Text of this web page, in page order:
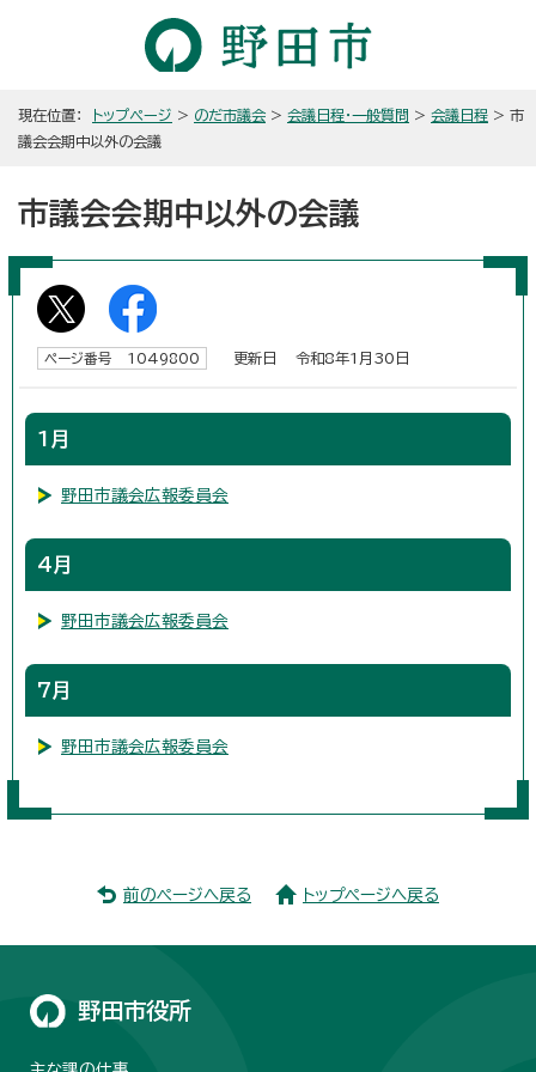
現在位置： トップページ > のだ市議会 > 会議日程・一般質問 > 会議日程 > 市
議会会期中以外の会議
市議会会期中以外の会議
ページ番号 1049800 更新日 令和8年1月30日
1月
野田市議会広報委員会
4月
野田市議会広報委員会
7月
野田市議会広報委員会
前のページへ戻る トップページへ戻る
野田市役所